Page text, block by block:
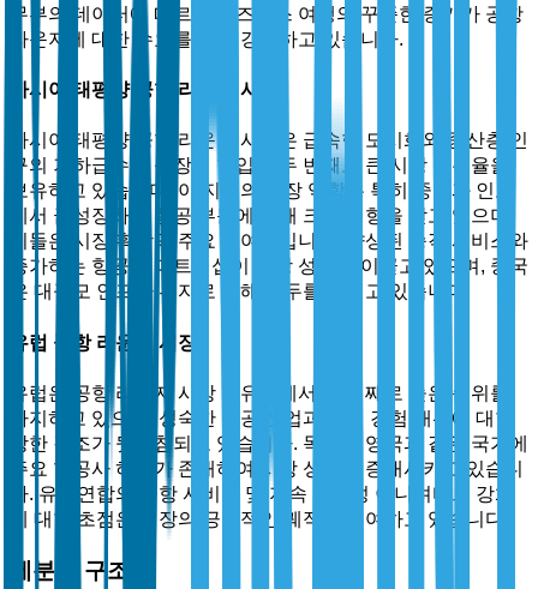
무부의 데이터에 따르면 비즈니스 여행의 꾸준한 증가가 공항
라운지에 대한 수요를 더욱 강화하고 있습니다.
아시아 태평양 공항 라운지 시장
아시아 태평양 공항 라운지 시장은 급속한 도시화와 중산층 인
구의 기하급수적 성장에 힘입어 두 번째로 큰 시장 점유율을
보유하고 있습니다. 이 지역의 시장 역학은 특히 중국과 인도
에서 급성장하는 항공 부문에 의해 크게 영향을 받고 있으며,
이들은 시장 확장의 주요 기여자입니다. 향상된 승객 서비스와
증가하는 항공사 파트너십이 시장 성장을 이끌고 있으며, 중국
은 대규모 인프라 투자로 인해 선두를 달리고 있습니다.
유럽 공항 라운지 시장
유럽은 공항 라운지 시장 점유율에서 세 번째로 높은 순위를
차지하고 있으며, 성숙한 항공 산업과 승객 경험 개선에 대한
강한 강조가 뒷받침되고 있습니다. 독일과 영국과 같은 국가에
주요 항공사 허브가 존재하여 시장 성장을 증대시키고 있습니
다. 유럽연합의 공항 서비스 및 지속 가능성 이니셔티브 강화
에 대한 초점은 시장의 긍정적인 궤적에 기여하고 있습니다.
세분화 구조